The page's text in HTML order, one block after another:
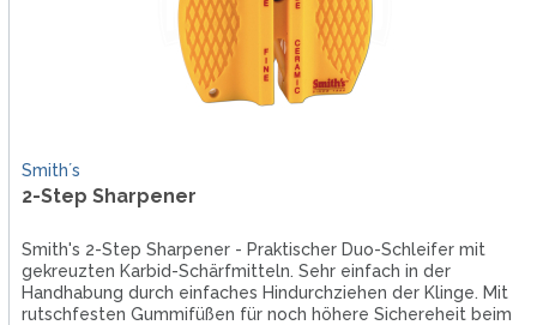
Smith´s
2-Step Sharpener
Smith's 2-Step Sharpener - Praktischer Duo-Schleifer mit
gekreuzten Karbid-Schärfmitteln. Sehr einfach in der
Handhabung durch einfaches Hindurchziehen der Klinge. Mit
rutschfesten Gummifüßen für noch höhere Sichereheit beim